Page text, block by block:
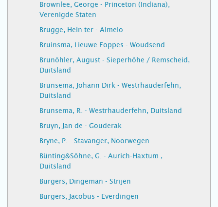
Brownlee, George - Princeton (Indiana),
Verenigde Staten
Brugge, Hein ter - Almelo
Bruinsma, Lieuwe Foppes - Woudsend
Brunöhler, August - Sieperhöhe / Remscheid,
Duitsland
Brunsema, Johann Dirk - Westrhauderfehn,
Duitsland
Brunsema, R. - Westrhauderfehn, Duitsland
Bruyn, Jan de - Gouderak
Bryne, P. - Stavanger, Noorwegen
Bünting&Söhne, G. - Aurich-Haxtum ,
Duitsland
Burgers, Dingeman - Strijen
Burgers, Jacobus - Everdingen